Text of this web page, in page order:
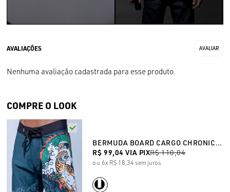
Nenhuma avaliação cadastrada para esse produto.
COMPRE O LOOK
BERMUDA BOARD CARGO CHRONIC 005
R$ 99,04 VIA PIXR$ 110,04
6x R$ 18,34 sem juros